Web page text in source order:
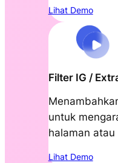
Lihat Demo
Filter IG /
untuk
halaman
Lihat Demo